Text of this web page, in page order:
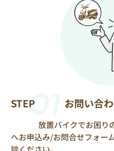
STEP01
お問い合わせ
放置バイクでお困りの
へお申込み/お問合せフォー